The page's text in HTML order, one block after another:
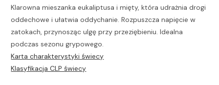
Klarowna mieszanka eukaliptusa i mięty, która udrażnia drogi
oddechowe i ułatwia oddychanie. Rozpuszcza napięcie w
zatokach, przynosząc ulgę przy przeziębieniu. Idealna
podczas sezonu grypowego.
Karta charakterystyki świecy
Klasyfikacja CLP świecy